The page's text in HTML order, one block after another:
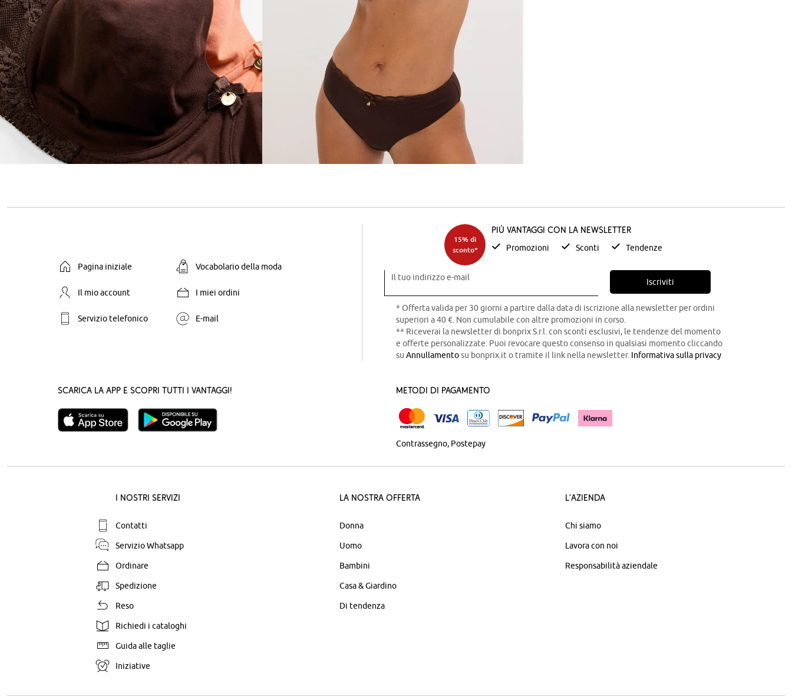
Pagina iniziale Vocabolario della moda
Il mio account I miei ordini
Servizio telefonico E-mail
15% di
sconto*
Più vantaggi con la newsletter
Promozioni Sconti Tendenze
Il tuo indirizzo e-mail Iscriviti
* Offerta valida per 30 giorni a partire dalla data di iscrizione alla newsletter per ordini
superiori a 40 €. Non cumulabile con altre promozioni in corso.
** Riceverai la newsletter di bonprix S.r.l. con sconti esclusivi, le tendenze del momento
e offerte personalizzate. Puoi revocare questo consenso in qualsiasi momento cliccando
su Annullamentosu bonprix.it o tramite il link nella newsletter. Informativa sulla privacy
Scarica la App e scopri tutti i vantaggi! Metodi di pagamento
Contrassegno Postepay
I nostri servizi
Contatti
Servizio Whatsapp
Ordinare
Spedizione
Reso
Richiedi i cataloghi
Guida alle taglie
Iniziative
La nostra offerta
Donna
Uomo
Bambini
Casa & Giardino
Di tendenza
L'azienda
Chi siamo
Lavora con noi
Responsabilità aziendale